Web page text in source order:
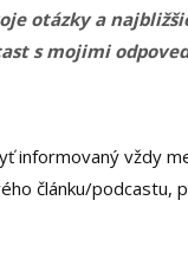
otázky a
s mojimi
informovaný vždy
článku/podcastu,